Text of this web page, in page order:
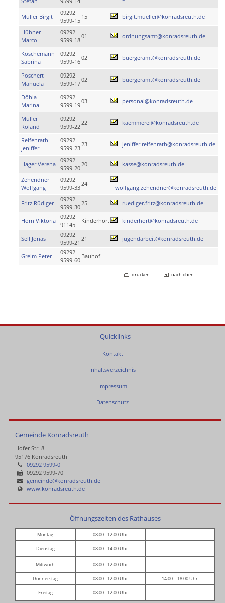
Müller Birgit
09292
9599-15
15 birgit.mueller@konradsreuth.de
Hübner
Marco
09292
9599-18
01 ordnungsamt@konradsreuth.de
Koschemann
Sabrina
09292
9599-16
02 buergeramt@konradsreuth.de
Poschert
Manuela
09292
9599-17
02 buergeramt@konradsreuth.de
Döhla
Marina
09292
9599-19
03 personal@konradsreuth.de
Müller
Roland
09292
9599-22
22 kaemmerei@konradsreuth.de
Reifenrath
Jeniffer
09292
9599-23
23 jeniffer.reifenrath@konradsreuth.de
Hager Verena
09292
9599-20
20 kasse@konradsreuth.de
Zehendner
Wolfgang
09292
9599-33
24
wolfgang.zehendner@konradsreuth.de
Fritz Rüdiger
09292
9599-30
25 ruediger.fritz@konradsreuth.de
Horn Viktoria
09292
91145
Kinderhort kinderhort@konradsreuth.de
Sell Jonas
09292
9599-21
21 jugendarbeit@konradsreuth.de
Greim Peter
09292
9599-60
Bauhof
drucken nach oben
Quicklinks
Kontakt
Inhaltsverzeichnis
Impressum
Datenschutz
Gemeinde Konradsreuth
Hofer Str. 8
95176 Konradsreuth
09292 9599-0
09292 9599-70
gemeinde@konradsreuth.de
www.konradsreuth.de
Öffnungszeiten des Rathauses
Montag 08:00 - 12:00 Uhr
Dienstag 08:00 - 14:00 Uhr
Mittwoch 08:00 - 12:00 Uhr
Donnerstag 08:00 - 12:00 Uhr 14:00 – 18:00 Uhr
Freitag 08:00 - 12:00 Uhr